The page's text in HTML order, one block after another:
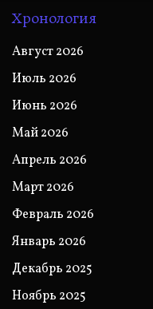
Хронология
Август 2026
Июль 2026
Июнь 2026
Май 2026
Апрель 2026
Март 2026
Февраль 2026
Январь 2026
Декабрь 2025
Ноябрь 2025